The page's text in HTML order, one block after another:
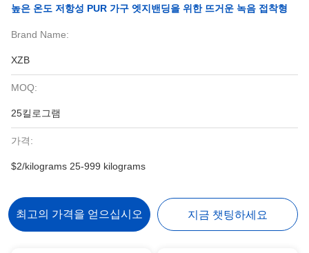
높은 온도 저항성 PUR 가구 엣지밴딩을 위한 뜨거운 녹음 접착형
Brand Name:
XZB
MOQ:
25킬로그램
가격:
$2/kilograms 25-999 kilograms
최고의 가격을 얻으십시오 지금 챗팅하세요